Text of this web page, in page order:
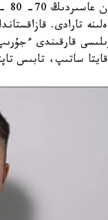
قارقىندى
ساتىپ، تابىس